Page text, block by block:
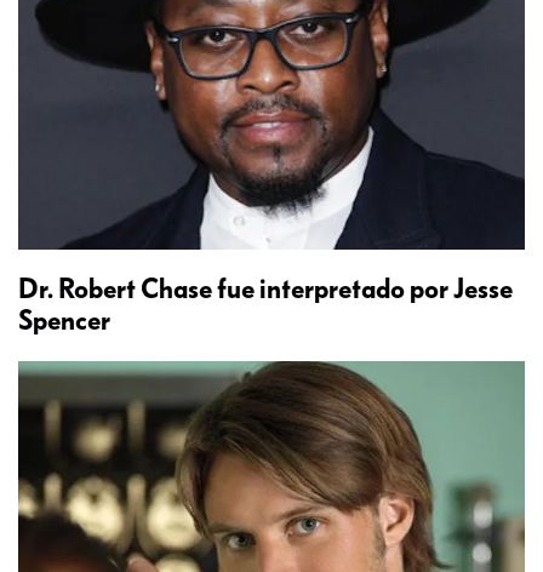
Dr. Robert Chase fue interpretado por Jesse
Spencer